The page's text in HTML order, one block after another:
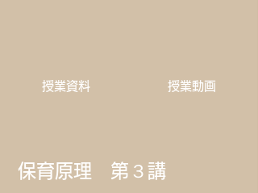
​授業資料 ​授業動画
保育原理 第３講